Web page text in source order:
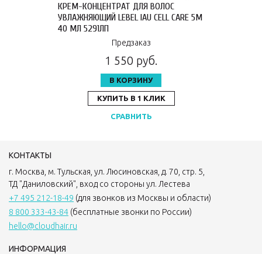
КРЕМ-КОНЦЕНТРАТ ДЛЯ ВОЛОС
УВЛАЖНЯЮЩИЙ LEBEL IAU CELL CARE 5M
40 МЛ 5291ЛП
Предзаказ
1 550 руб.
В КОРЗИНУ
КУПИТЬ В 1 КЛИК
СРАВНИТЬ
КОНТАКТЫ
г. Москва, м. Тульская, ул. Люсиновская, д. 70, стр. 5,
ТД "Даниловский", вход со стороны ул. Лестева
+7 495 212-18-49 (для звонков из Москвы и области)
8 800 333-43-84 (бесплатные звонки по России)
hello@cloudhair.ru
ИНФОРМАЦИЯ